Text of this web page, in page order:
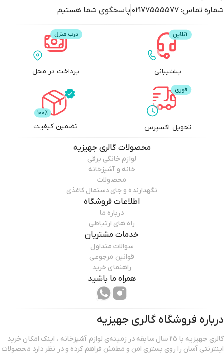
شماره تماس: 02177555577 پاسخگوی شما هستیم
پشتیبانی پرداخت در محل
تحویل اکسپرس تضمین کیفیت
محصولاتگالری جهیزیه
لوازم خانگی برقی
خانه و آشپزخانه
محصولات
نگهدارنده و جای دستمال کاغذی
اطلاعات فروشگاه
درباره ما
راه های ارتباطی
خدمات مشتریان
سوالات متداول
قوانین مرجوعی
راهنمای خرید
همراه ما باشید
درباره فروشگاه گالری جهیزیه
گالری جهیزیه با 25 سال سابقه در زمینه‌ی لوازم آشپزخانه ، اینک امکان خرید
اینترنتی آسان را روی بستری امن و مطمئن فراهم کرده و در نظر دارد محصولات